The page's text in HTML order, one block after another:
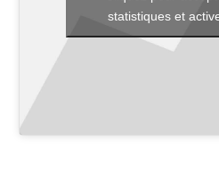
Critique
Culture
statistiques et